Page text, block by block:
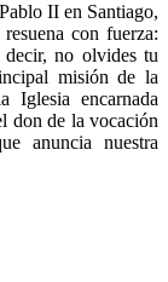
II en Santiago,
con fuerza:
decir, no olvides tu
misión de la
Iglesia encarnada
don de la vocación
anuncia nuestra